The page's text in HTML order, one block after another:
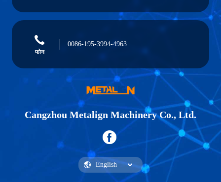
फोन
0086-195-3994-4963
Cangzhou Metalign Machinery Co., Ltd.